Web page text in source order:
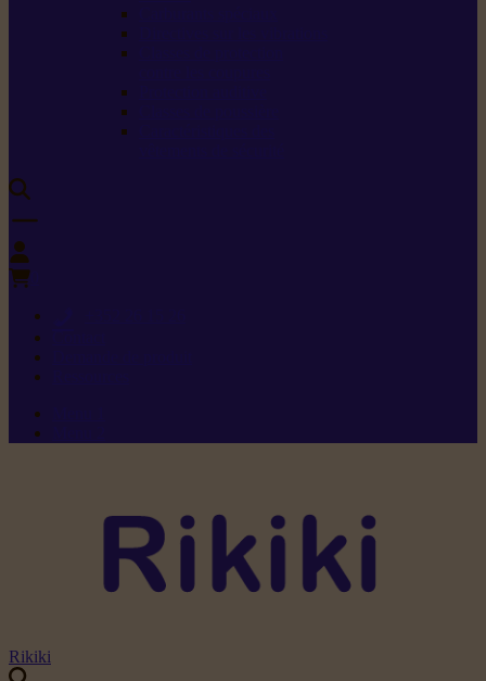
Rikiki